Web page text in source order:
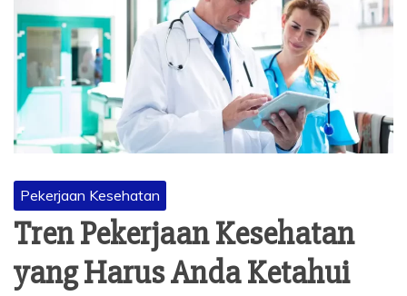
Pekerjaan Kesehatan
Tren Pekerjaan Kesehatan
yang Harus Anda Ketahui